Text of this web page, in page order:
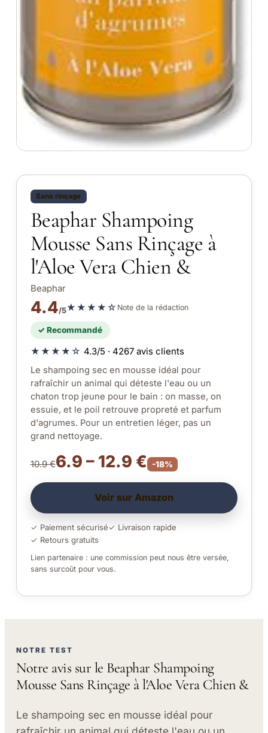
Sans rinçage
Beaphar Shampoing
Mousse Sans Rinçage à
l'Aloe Vera Chien &
Beaphar
4.4/5★★★★☆ Note de la rédaction
✓ Recommandé
★★★★☆ 4.3/5 · 4267 avis clients
Le shampoing sec en mousse idéal pour
rafraîchir un animal qui déteste l'eau ou un
chaton trop jeune pour le bain : on masse, on
essuie, et le poil retrouve propreté et parfum
d'agrumes. Pour un entretien léger, pas un
grand nettoyage.
10.9 €6.9 – 12.9 € -18%
Voir sur Amazon
✓ Paiement sécurisé✓ Livraison rapide
✓ Retours gratuits
Lien partenaire : une commission peut nous être versée,
sans surcoût pour vous.
NOTRE TEST
Notre avis sur le Beaphar Shampoing
Mousse Sans Rinçage à l'Aloe Vera Chien &
Le shampoing sec en mousse idéal pour